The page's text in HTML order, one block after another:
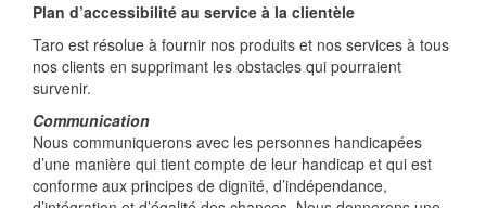
Plan d’accessibilité au service à la clientèle
Taro est résolue à fournir nos produits et nos services à tous
nos clients en supprimant les obstacles qui pourraient
survenir.
Communication
Nous communiquerons avec les personnes handicapées
d’une manière qui tient compte de leur handicap et qui est
conforme aux principes de dignité, d’indépendance,